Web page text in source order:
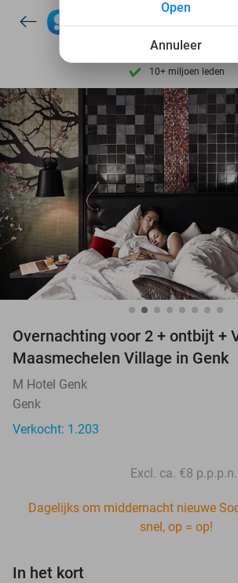
10+ miljoen leden
9,4 op basis
Ontdek 15.000+ deals
7 dagen per week
10+ miljoen leden
Overnachting voor 2 + ontbijt +
Maasmechelen Village in Genk
M Hotel Genk
Genk
Verkocht: 1.203
Excl. ca. €8
Dagelijks om middernacht nieuwe
snel, op = op!
In het kort
Annuleer
Open